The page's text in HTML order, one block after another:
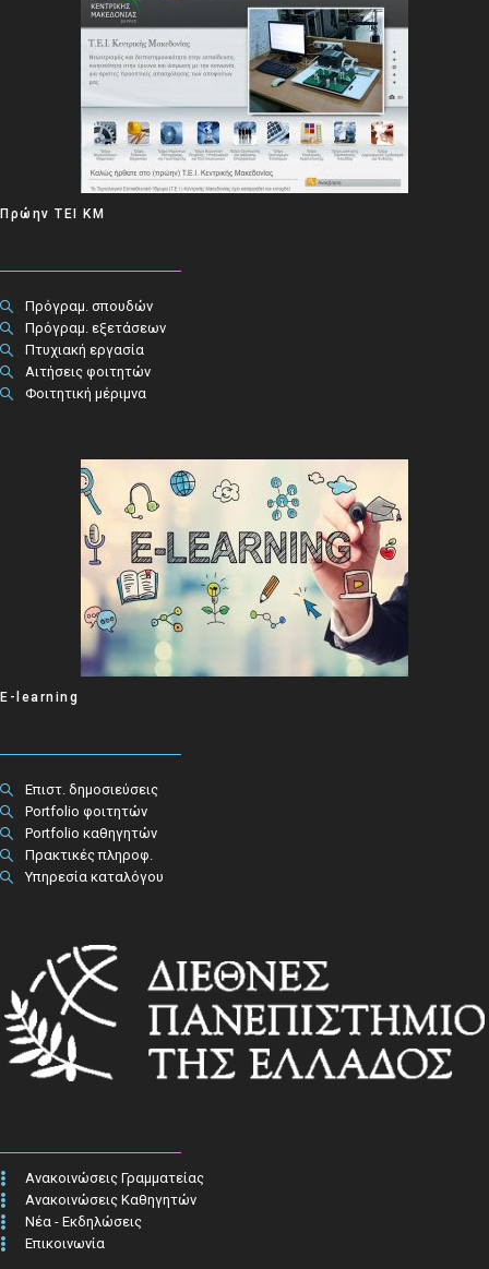
Πρώην ΤΕΙ ΚΜ
Πρόγραμ. σπουδών
Πρόγραμ. εξετάσεων
Πτυχιακή εργασία
Αιτήσεις φοιτητών
Φοιτητική μέριμνα
E-learning
Επιστ. δημοσιεύσεις
Portfolio φοιτητών
Portfolio καθηγητών
Πρακτικές πληροφ.​
Υπηρεσία καταλόγου
Ανακοινώσεις Γραμματείας
Ανακοινώσεις Καθηγητών
Νέα - Εκδηλώσεις
Επικοινωνία